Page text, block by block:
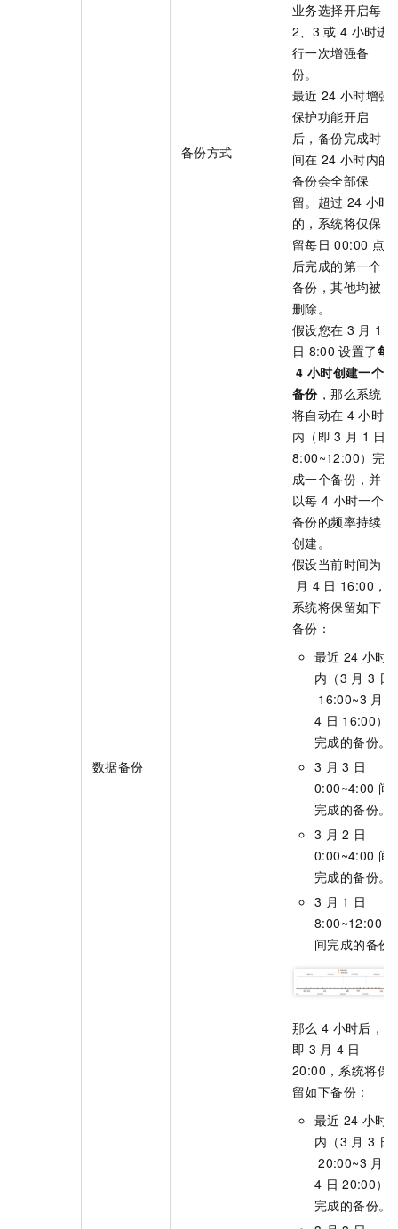
数据备份
备份方式
业务选择开启每
2、3 或 4 小时进
行一次增强备
份。
最近 24 小时增强
保护功能开启
后，备份完成时
间在 24 小时内的
备份会全部保
留。超过 24 小时
的，系统将仅保
留每日 00:00 点
后完成的第一个
备份，其他均被
删除。
假设您在 3 月 1
日 8:00 设置了每
4 小时创建一个
备份，那么系统
将自动在 4 小时
内（即 3 月 1 日
8:00~12:00）完
成一个备份，并
以每 4 小时一个
备份的频率持续
创建。
假设当前时间为
月 4 日 16:00，
系统将保留如下
备份：
最近 24 小时
内（3 月 3 日
16:00~3 月
4 日 16:00）
完成的备份。
3 月 3 日
0:00~4:00 间
完成的备份。
3 月 2 日
0:00~4:00 间
完成的备份。
3 月 1 日
8:00~12:00
间完成的备份
那么 4 小时后，
即 3 月 4 日
20:00，系统将保
留如下备份：
最近 24 小时
内（3 月 3 日
20:00~3 月
4 日 20:00）
完成的备份。